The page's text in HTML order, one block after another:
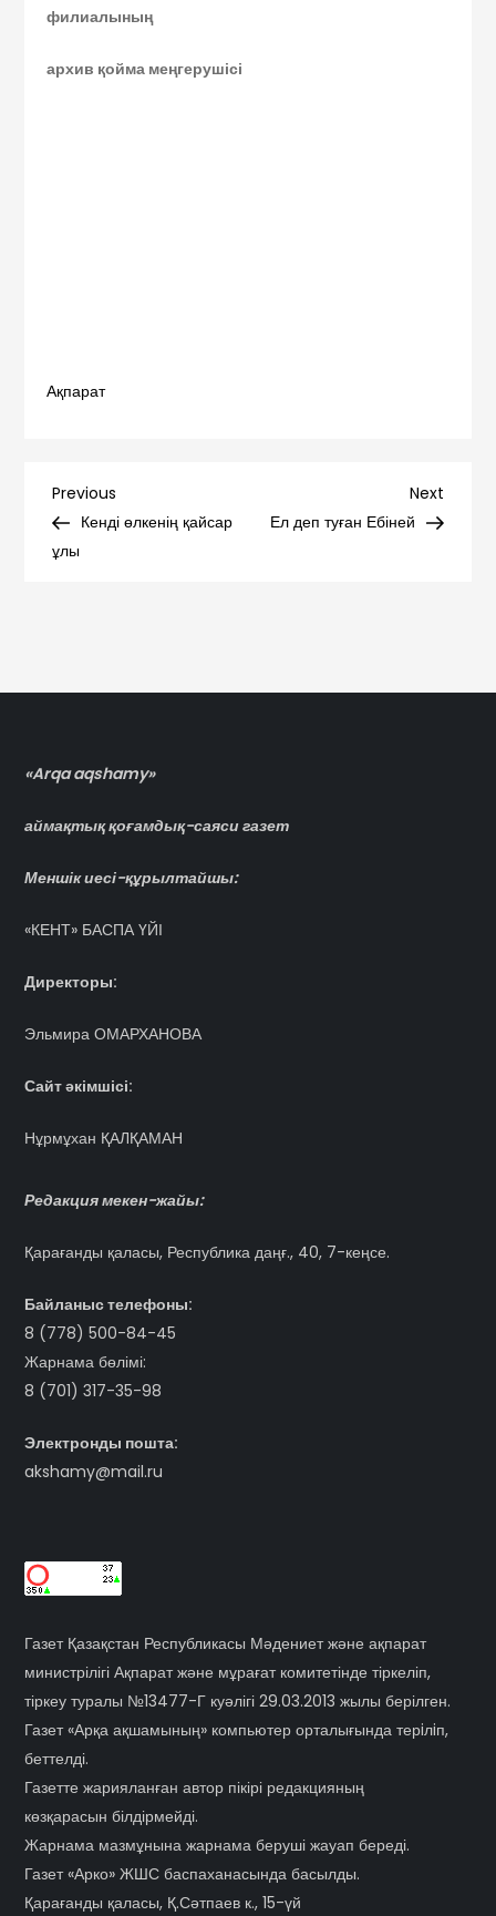
филиалының
архив қойма меңгерушісі
Ақпарат
Навигация
по
Previous
Post
Previous
Кенді өлкенің қайсар
ұлы
Next
Post
Next
Ел деп туған Ебіней
«Arqa aqshamy»
аймақтық қоғамдық-саяси газет
Меншік иесі-құрылтайшы:
«КЕНТ» БАСПА ҮЙІ
Директоры:
Эльмира ОМАРХАНОВА
Сайт әкімшісі:
Нұрмұхан ҚАЛҚАМАН
Редакция мекен-жайы:
Қарағанды қаласы, Республика даңғ., 40, 7-кеңсе.
Байланыс телефоны:
8 (778) 500-84-45
Жарнама бөлімі:
8 (701) 317-35-98
Электронды пошта:
akshamy@mail.ru
Газет Қазақстан Республикасы Мәдениет және ақпарат
министрілігі Ақпарат және мұрағат комитетінде тіркеліп,
тіркеу туралы №13477-Г куәлігі 29.03.2013 жылы берілген.
Газет «Арқа ақшамының» компьютер орталығында терiлiп,
беттелді.
Газетте жарияланған автор пікірі редакцияның
көзқарасын білдірмейді.
Жарнама мазмұнына жарнама беруші жауап береді.
Газет «Арко» ЖШС баспаханасында басылды.
Қарағанды қаласы, Қ.Сәтпаев к., 15-үй